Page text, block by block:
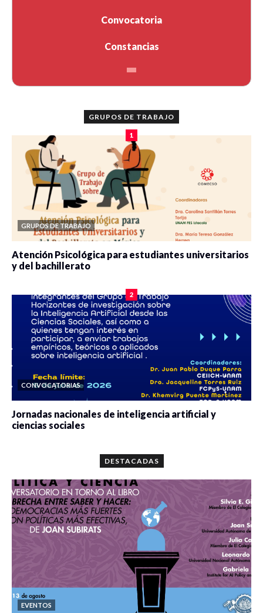
Convocatoria
Constancias
GRUPOS DE TRABAJO
1
GRUPOS DE TRABAJO
Atención Psicológica para estudiantes universitarios
y del bachillerato
2
CONVOCATORIAS
Jornadas nacionales de inteligencia artificial y
ciencias sociales
DESTACADAS
EVENTOS